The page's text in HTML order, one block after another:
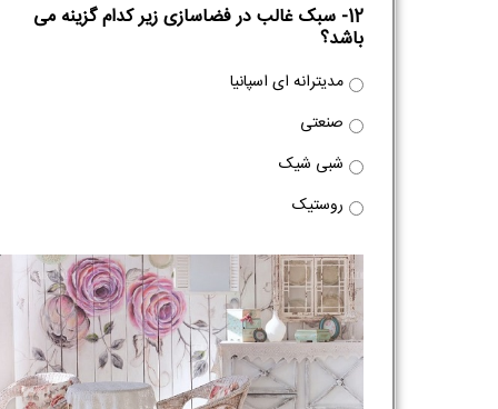
12- سبک غالب در فضاسازی زیر کدام گزینه می
باشد؟
مدیترانه ای اسپانیا
صنعتی
شبی شیک
روستیک